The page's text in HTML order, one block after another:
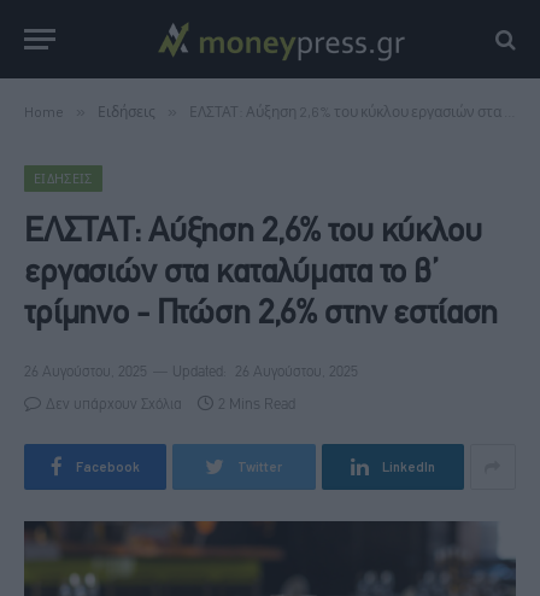
Home Ειδήσεις ΕΛΣΤΑΤ: Αύξηση 2,6% του κύκλου εργασιών στα καταλύματα το β’ τρίμηνο - Πτώση 2,6% στην εστίαση
ΕΙΔΉΣΕΙΣ
ΕΛΣΤΑΤ: Αύξηση 2,6% του κύκλου
εργασιών στα καταλύματα το β’
τρίμηνο - Πτώση 2,6% στην εστίαση
26 Αυγούστου, 2025 Updated: 26 Αυγούστου, 2025
Δεν υπάρχουν Σχόλια 2 Mins Read
Facebook Twitter LinkedIn